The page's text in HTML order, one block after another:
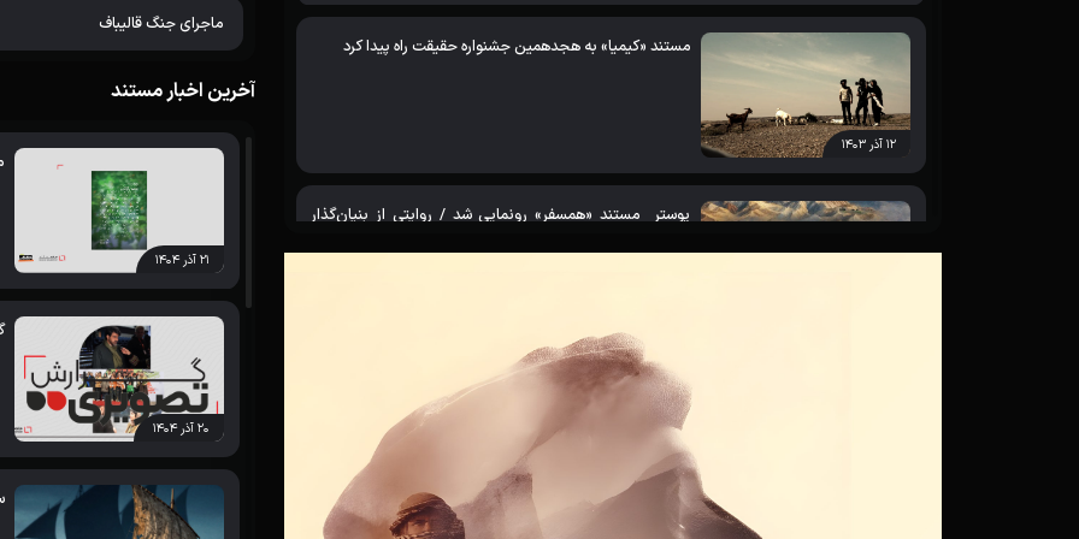
ماجرای جنگ قالیباف
آخرین اخبار مستند
۲۱ آذر ۱۴۰۴
۲۰ آذر ۱۴۰۴
۱۲ آذر ۱۴۰۳
مستند «کیمیا» به هجدهمین جشنواره حقیقت راه پیدا کرد
پوستر مستند «همسفر» رونمایی شد / روایتی از بنیان‌گذار
اسامی آثار پذیرفته در بخش جایزه شهید آوینی هفدهمین
جشنواره سینما حقیقت اعلام شد